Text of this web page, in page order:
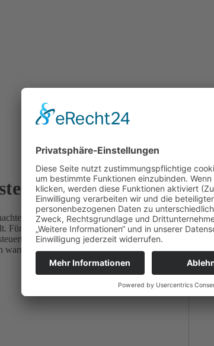
denken ?
steht vor der Tür, und somit sind auch die
Für etwas punkigere Weihnachten spricht Euch
zum Jahresende traditionell den Stadtteil-
und whamfreier Atmosphäre. Schaut rein! Wir